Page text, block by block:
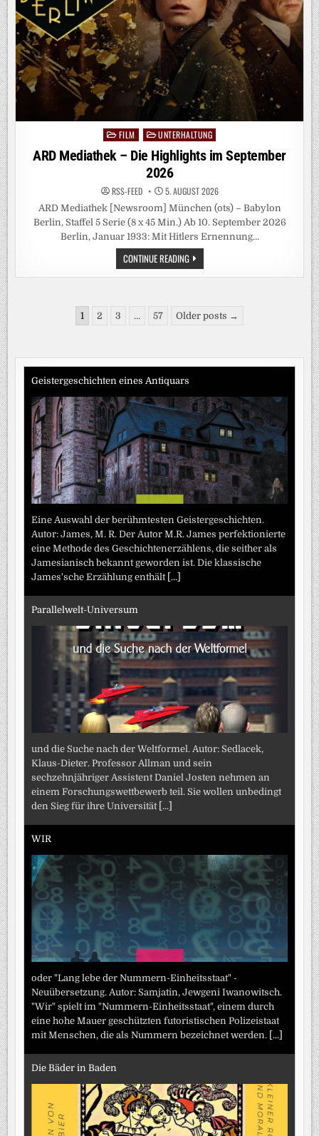
Posted
in
FILM UNTERHALTUNG
ARD Mediathek – Die Highlights im September
2026
RSS-FEED 5. AUGUST 2026
ARD Mediathek [Newsroom] München (ots) – Babylon
Berlin, Staffel 5 Serie (8 x 45 Min.) Ab 10. September 2026
Berlin, Januar 1933: Mit Hitlers Ernennung…
CONTINUE READINGARD
MEDIATHEK
–
SEPTEMBER
2026
Seitennummerierung
Beiträge
1 2 3 … 57 Older posts →
Geistergeschichten eines Antiquars
Eine Auswahl der berühmtesten Geistergeschichten.
Autor: James, M. R. Der Autor M.R. James perfektionierte
eine Methode des Geschichtenerzählens, die seither als
Jamesianisch bekannt geworden ist. Die klassische
James'sche Erzählung enthält [...]
Parallelwelt-Universum
und die Suche nach der Weltformel. Autor: Sedlacek,
Klaus-Dieter. Professor Allman und sein
sechzehnjähriger Assistent Daniel Josten nehmen an
einem Forschungswettbewerb teil. Sie wollen unbedingt
den Sieg für ihre Universität [...]
WIR
oder "Lang lebe der Nummern-Einheitsstaat" -
Neuübersetzung. Autor: Samjatin, Jewgeni Iwanowitsch.
"Wir" spielt im "Nummern-Einheitsstaat", einem durch
eine hohe Mauer geschützten futoristischen Polizeistaat
mit Menschen, die als Nummern bezeichnet werden. [...]
Die Bäder in Baden